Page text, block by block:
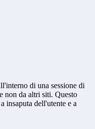
di una sessione di
non da altri siti. Questo
insaputa dell'utente e a